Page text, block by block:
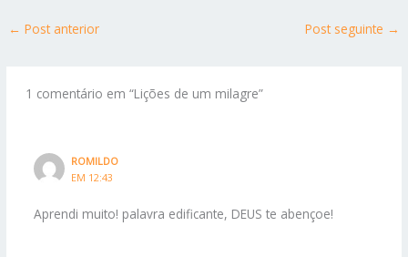
← Post anterior Post seguinte →
1 comentário em “Lições de um milagre”
ROMILDO
EM 12:43
Aprendi muito! palavra edificante, DEUS te abençoe!